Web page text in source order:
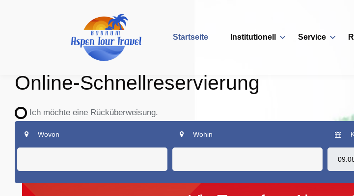
Startseite Institutionell Service
Online-Schnellreservierung
Ich möchte eine Rücküberweisung.
Wovon Wohin